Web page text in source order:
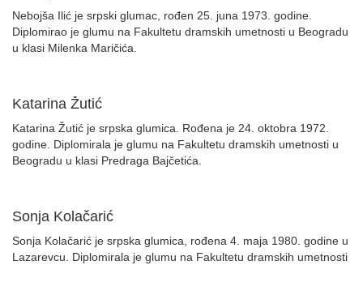
Nebojša Ilić je srpski glumac, rođen 25. juna 1973. godine.
Diplomirao je glumu na Fakultetu dramskih umetnosti u Beogradu
u klasi Milenka Maričića.
Katarina Žutić
Katarina Žutić je srpska glumica. Rođena je 24. oktobra 1972.
godine. Diplomirala je glumu na Fakultetu dramskih umetnosti u
Beogradu u klasi Predraga Bajčetića.
Sonja Kolačarić
Sonja Kolačarić je srpska glumica, rođena 4. maja 1980. godine u
Lazarevcu. Diplomirala je glumu na Fakultetu dramskih umetnosti